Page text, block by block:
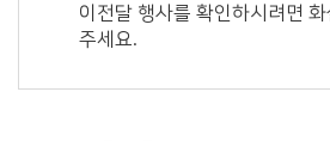
이전달 행사를 확인하시려면
주세요.